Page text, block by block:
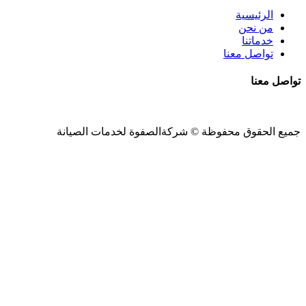
الرئيسية
من نحن
خدماتنا
تواصل معنا
تواصل معنا
جميع الحقوق محفوظة © شركةالصفوة لخدمات الصيانة